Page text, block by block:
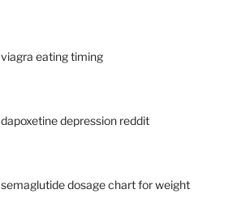
viagra eating timing
dapoxetine depression reddit
semaglutide dosage chart for weight